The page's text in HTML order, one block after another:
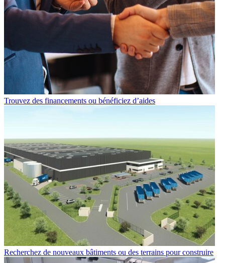
Trouvez des financements ou bénéficiez d’aides
Recherchez de nouveaux bâtiments ou des terrains pour construire